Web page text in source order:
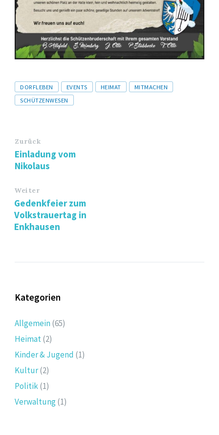
Tags
DORFLEBEN EVENTS HEIMAT
MITMACHEN
SCHÜTZENWESEN
Zurück
Einladung vom
Nikolaus
Weiter
Gedenkfeier zum
Volkstrauertag in
Enkhausen
Kategorien
Allgemein(65)
Heimat(2)
Kinder & Jugend (1)
Kultur(2)
Politik(1)
Verwaltung(1)